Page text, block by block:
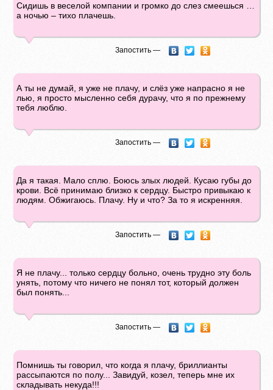
Сидишь в веселой компании и громко до слез смеешься …
а ночью – тихо плачешь.
Запостить —
А ты не думай, я уже не плачу, и слёз уже напрасно я не
лью, я просто мысленно себя дурачу, что я по прежнему
тебя люблю.
Запостить —
Да я такая. Мало сплю. Боюсь злых людей. Кусаю губы до
крови. Всё принимаю близко к сердцу. Быстро привыкаю к
людям. Обжигаюсь. Плачу. Ну и что? За то я искренняя.
Запостить —
Я не плачу... только сердцу больно, очень трудно эту боль
унять, потому что ничего не понял тот, который должен
был понять...
Запостить —
Помнишь ты говорил, что когда я плачу, бриллианты
рассыпаются по полу... Завидуй, козел, теперь мне их
складывать некуда!!!